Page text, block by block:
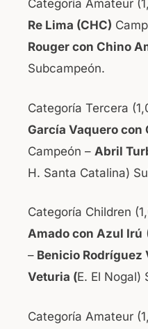
Categoría Amateur
Re Lima (CHC)
Rouger con Chino
Subcampeón.
Categoría Tercera
García Vaquero con
Campeón – Abril
H. Santa Catalina)
Categoría Children
Amado con Azul Irú
– Benicio Rodríguez
Veturia (E. El Nogal)
Categoría Amateur